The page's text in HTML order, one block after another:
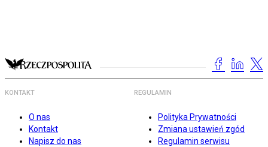
KONTAKT
O nas
Kontakt
Napisz do nas
REGULAMIN
Polityka Prywatności
Zmiana ustawień zgód
Regulamin serwisu